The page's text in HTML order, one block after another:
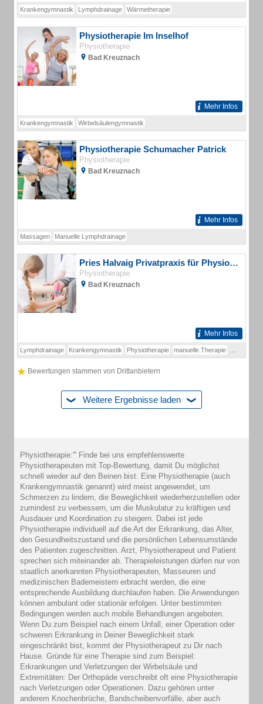
Krankengymnastik Lymphdrainage Wärmetherapie
Physiotherapie Im Inselhof
Physiotherapie
Bad Kreuznach
Mehr Infos
Krankengymnastik Wirbelsäulengymnastik
Physiotherapie Schumacher Patrick
Physiotherapie
Bad Kreuznach
Mehr Infos
Massagen Manuelle Lymphdrainage
Pries Halvaig Privatpraxis für Physiotherapie
Physiotherapie
Bad Kreuznach
Mehr Infos
Lymphdrainage Krankengymnastik Physiotherapie manuelle Therapie
Bewertungen stammen von Drittanbietern
Weitere Ergebnisse laden
Physiotherapie:''' Finde bei uns empfehlenswerte
Physiotherapeuten mit Top-Bewertung, damit Du möglichst
schnell wieder auf den Beinen bist. Eine Physiotherapie (auch
Krankengymnastik genannt) wird meist angewendet, um
Schmerzen zu lindern, die Beweglichkeit wiederherzustellen oder
zumindest zu verbessern, um die Muskulatur zu kräftigen und
Ausdauer und Koordination zu steigern. Dabei ist jede
Physiotherapie individuell auf die Art der Erkrankung, das Alter,
den Gesundheitszustand und die persönlichen Lebensumstände
des Patienten zugeschnitten. Arzt, Physiotherapeut und Patient
sprechen sich miteinander ab. Therapieleistungen dürfen nur von
staatlich anerkannten Physiotherapeuten, Masseuren und
medizinischen Bademeistern erbracht werden, die eine
entsprechende Ausbildung durchlaufen haben. Die Anwendungen
können ambulant oder stationär erfolgen. Unter bestimmten
Bedingungen werden auch mobile Behandlungen angeboten.
Wenn Du zum Beispiel nach einem Unfall, einer Operation oder
schweren Erkrankung in Deiner Beweglichkeit stark
eingeschränkt bist, kommt der Physiotherapeut zu Dir nach
Hause. Gründe für eine Therapie sind zum Beispiel:
Erkrankungen und Verletzungen der Wirbelsäule und
Extremitäten: Der Orthopäde verschreibt oft eine Physiotherapie
nach Verletzungen oder Operationen. Dazu gehören unter
anderem Knochenbrüche, Bandscheibenvorfälle, aber auch